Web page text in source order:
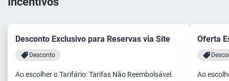
Desconto Exclusivo para Reservas via Site
Desconto
Ao escolher o Tarifário: Tarifas Não Reembolsável.
Oferta
Ao